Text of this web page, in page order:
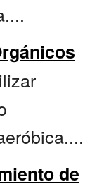
de